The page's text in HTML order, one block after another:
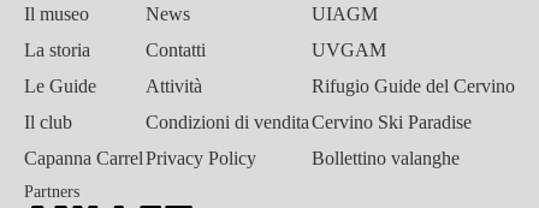
Il museo
La storia
Le Guide
Il club
Capanna Carrel
News
Contatti
Attività
Condizioni di vendita
Privacy Policy
UIAGM
UVGAM
Rifugio Guide del Cervino
Cervino Ski Paradise
Bollettino valanghe
Partners